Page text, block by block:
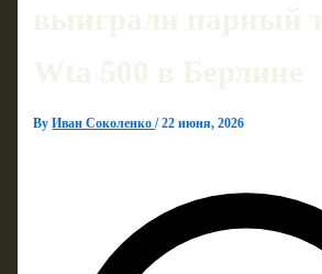
выиграли парный
Wta 500 в Берлине
ByИван Соколенко/22 июня, 2026